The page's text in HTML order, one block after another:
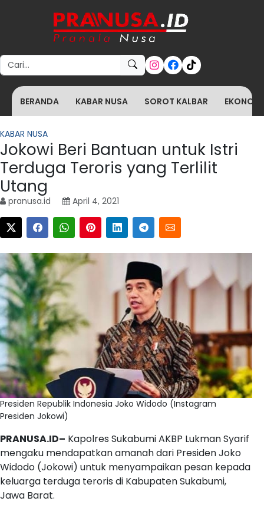
Search for:
BERANDA KABAR NUSA SOROT KALBAR
KABAR NUSA
Jokowi Beri Bantuan untuk Istri
Terduga Teroris yang Terlilit
Utang
pranusa.id April 4, 2021
Presiden Republik Indonesia Joko Widodo (Instagram
Presiden Jokowi)
PRANUSA.ID– Kapolres Sukabumi AKBP Lukman Syarif
mengaku mendapatkan amanah dari Presiden Joko
Widodo (Jokowi) untuk menyampaikan pesan kepada
keluarga terduga teroris di Kabupaten Sukabumi,
Jawa Barat.